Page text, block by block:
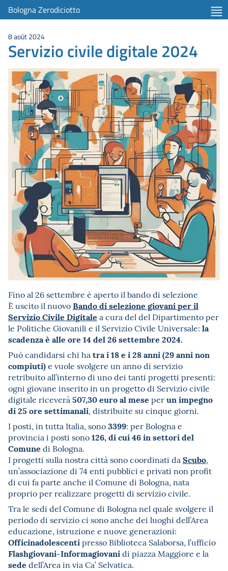
Bologna Zerodiciotto
8 août 2024
Servizio civile digitale 2024
Fino al 26 settembre è aperto il bando di selezione
È uscito il nuovoBando di selezione giovani per il
Servizio Civile Digitale a cura del del Dipartimento per
le Politiche Giovanili e il Servizio Civile Universale: la
scadenza è alle ore 14 del 26 settembre 2024.
Può candidarsi chi ha tra i 18 e i 28 anni (29 anni non
compiuti)e vuole svolgere un anno di servizio
retribuito all’interno di uno dei tanti progetti presenti:
ogni giovane inserito in un progetto di Servizio civile
digitale riceverà 507,30 euro al mese perun impegno
di 25 ore settimanali, distribuite su cinque giorni.
I posti, in tutta Italia, sono3399: per Bologna e
provincia i posti sono126, di cui 46 in settori del
Comune di Bologna.
I progetti sulla nostra città sono coordinati da Scubo,
un’associazione di 74 enti pubblici e privati non profit
di cui fa parte anche il Comune di Bologna, nata
proprio per realizzare progetti di servizio civile.
Tra le sedi del Comune di Bologna nel quale svolgere il
periodo di servizio ci sono anche dei luoghi dell’Area
educazione, istruzione e nuove generazioni:
Officinadolescentipresso Biblioteca Salaborsa, l’ufficio
Flashgiovani-Informagiovanidi piazza Maggiore e la
sede dell’Area in via Ca’ Selvatica.